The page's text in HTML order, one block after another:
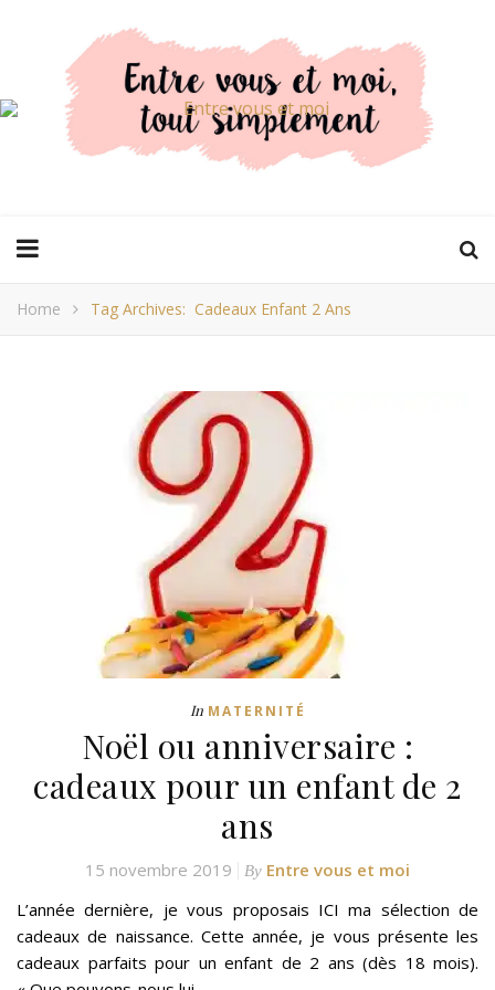
Home Tag Archives: Cadeaux Enfant 2 Ans
In MATERNITÉ
Noël ou anniversaire :
cadeaux pour un enfant de 2
ans
15 novembre 2019 By Entre vous et moi
L’année dernière, je vous proposais ICI ma sélection de
cadeaux de naissance. Cette année, je vous présente les
cadeaux parfaits pour un enfant de 2 ans (dès 18 mois).